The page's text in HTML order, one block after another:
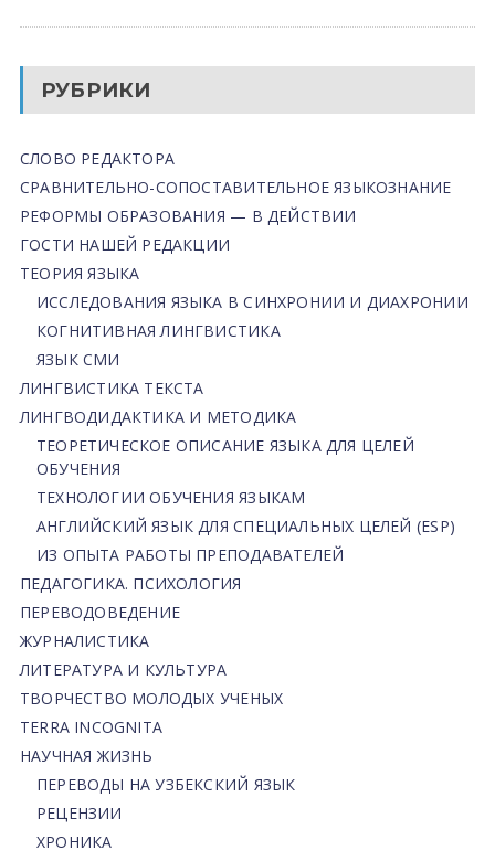
РУБРИКИ
СЛОВО РЕДАКТОРА
СРАВНИТЕЛЬНО-СОПОСТАВИТЕЛЬНОЕ ЯЗЫКОЗНАНИЕ
РЕФОРМЫ ОБРАЗОВАНИЯ — В ДЕЙСТВИИ
ГОСТИ НАШЕЙ РЕДАКЦИИ
ТЕОРИЯ ЯЗЫКА
ИССЛЕДОВАНИЯ ЯЗЫКА В СИНХРОНИИ И ДИАХРОНИИ
КОГНИТИВНАЯ ЛИНГВИСТИКА
ЯЗЫК СМИ
ЛИНГВИСТИКА ТЕКСТА
ЛИНГВОДИДАКТИКА И МЕТОДИКА
ТЕОРЕТИЧЕСКОЕ ОПИСАНИЕ ЯЗЫКА ДЛЯ ЦЕЛЕЙ
ОБУЧЕНИЯ
ТЕХНОЛОГИИ ОБУЧЕНИЯ ЯЗЫКАМ
АНГЛИЙСКИЙ ЯЗЫК ДЛЯ СПЕЦИАЛЬНЫХ ЦЕЛЕЙ (ESP)
ИЗ ОПЫТА РАБОТЫ ПРЕПОДАВАТЕЛЕЙ
ПЕДАГОГИКА. ПСИХОЛОГИЯ
ПЕРЕВОДОВЕДЕНИЕ
ЖУРНАЛИСТИКА
ЛИТЕРАТУРА И КУЛЬТУРА
ТВОРЧЕСТВО МОЛОДЫХ УЧЕНЫХ
TERRA INCOGNITA
НАУЧНАЯ ЖИЗНЬ
ПЕРЕВОДЫ НА УЗБЕКСКИЙ ЯЗЫК
РЕЦЕНЗИИ
ХРОНИКА